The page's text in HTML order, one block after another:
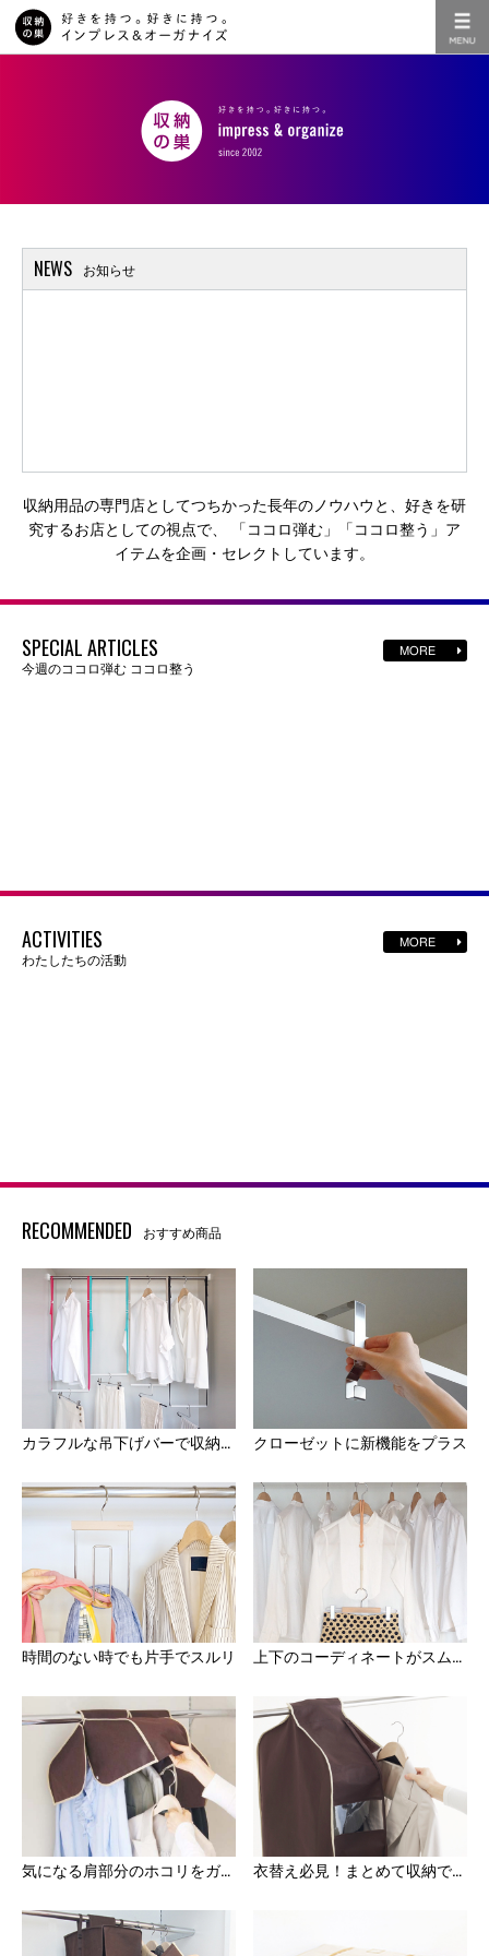
NEWS お知らせ
収納用品の専門店としてつちかった長年のノウハウと、好きを研
究するお店としての視点で、
「ココロ弾む」「ココロ整う」ア
イテムを企画・セレクトしています。
SPECIAL ARTICLES
今週のココロ弾む ココロ整う
MORE
ACTIVITIES
わたしたちの活動
MORE
RECOMMENDED おすすめ商品
カラフルな吊下げバーで収納力UP クローゼットに新機能をプラス
時間のない時でも片手でスルリ 上下のコーディネートがスムーズに
気になる肩部分のホコリをガード 衣替え必見！まとめて収納で楽々